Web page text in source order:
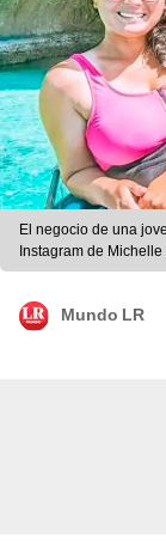
El negocio de una
Instagram de
Mundo LR